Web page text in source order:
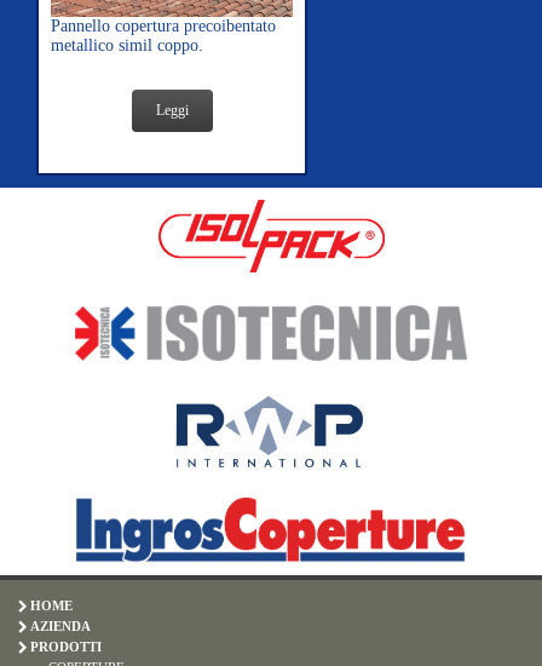
Pannello copertura precoibentato
metallico simil coppo.
Leggi
HOME
AZIENDA
PRODOTTI